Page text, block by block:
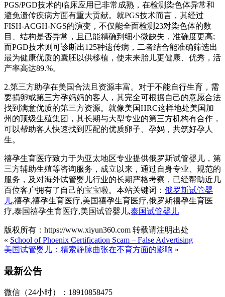
PGS/PGD技术的临床应用已非常成熟，在检测染色体异常和
避免遗传疾病方面有重大贡献。就PGS技术而言，其经过
FISH-ACGH-NGS的演变，不仅能全面检测23对染色体的数
目、结构是否异常，且已能精确到细小微缺失，准确度更高;
而PGD技术则可诊断出125种遗传病，二者结合能准确筛选出
最为健康优质的囊胚以供移植，使未来胎儿更健康、优秀，活
产率高达89.%。
2.第三方助孕在美国合法且资源丰富。对于不能自行生育，需
要捐卵或第三方孕妈妈的客人，其完全可根据自己的意愿合法
找到满意优质的第三方资源。就像美国HRC这样地处美国加
州的顶级生殖集团，其长期与大型专业的第三方机构有合作，
可以帮助客人快速找到匹配的优质卵子、孕妈，共筑好孕人
生。
禧孕生育医疗致力于为亚太地区专业提供俄罗斯试管婴儿，第
三方辅助生殖等咨询服务，成立以来，通过自身专业、规范的
服务，及对海外试管婴儿行业的长期严格考察，已经帮助近几
百位客户拥有了自己的宝宝啦。本站关键词： 俄罗斯试管婴
儿,禧孕,禧孕生育医疗,美国禧孕生育医疗,俄罗斯禧孕生育医
疗,泰国禧孕生育医疗,美国试管婴儿,泰国试管婴儿
版权所有：https://www.xiyun360.com 转载请注明出处
« School of Phoenix Certification Scam – False Advertising
美国试管婴儿：精索静脉曲张在不育方面的影响 »
最新公告
微信（24小时）：18910858475